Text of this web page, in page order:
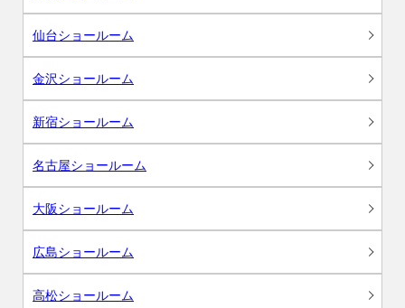
仙台ショールーム
金沢ショールーム
新宿ショールーム
名古屋ショールーム
大阪ショールーム
広島ショールーム
高松ショールーム